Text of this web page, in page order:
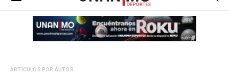
ARTÍCULOS POR AUTOR